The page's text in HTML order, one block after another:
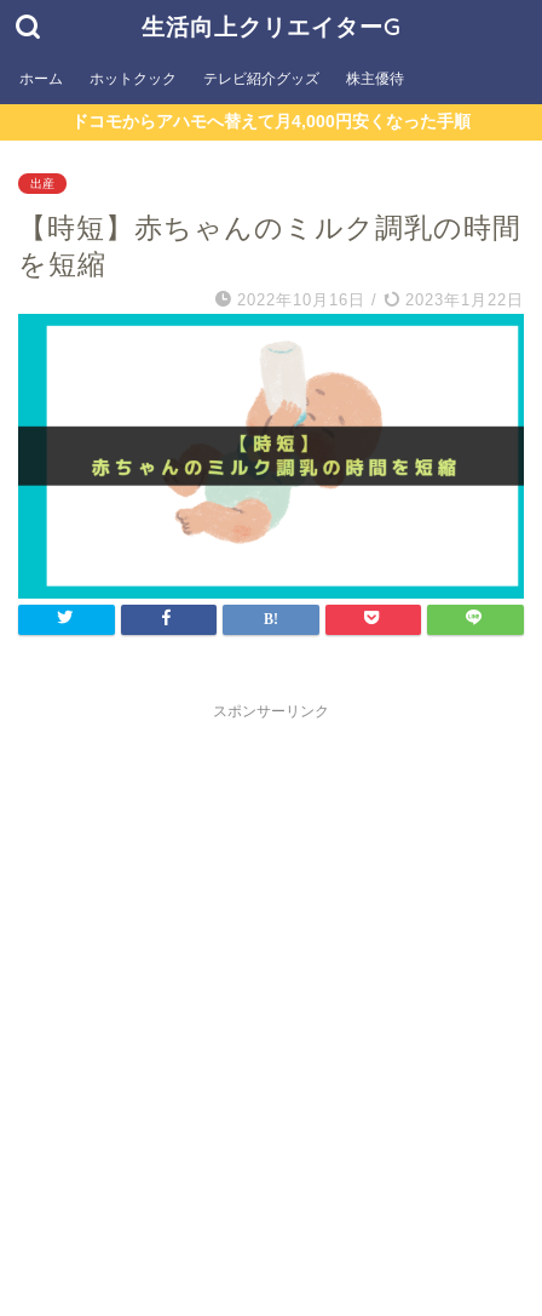
生活向上クリエイターG
ホーム ホットクック テレビ紹介グッズ 株主優待
ドコモからアハモへ替えて月4,000円安くなった手順
出産
【時短】赤ちゃんのミルク調乳の時間
を短縮
2022年10月16日 / 2023年1月22日
スポンサーリンク